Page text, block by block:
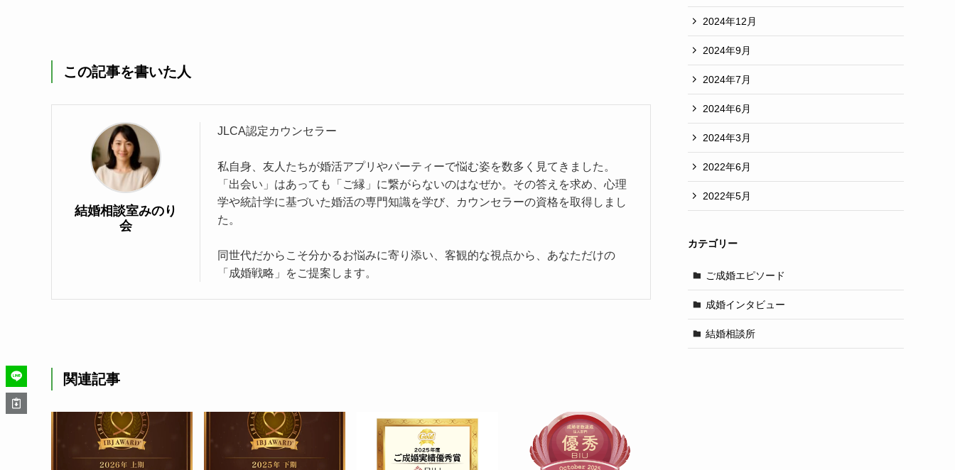
この記事を書いた人
結婚相談室みのり
会
JLCA認定カウンセラー
私自身、友人たちが婚活アプリやパーティーで悩む姿を数多く見てきました。
「出会い」はあっても「ご縁」に繋がらないのはなぜか。その答えを求め、心理
学や統計学に基づいた婚活の専門知識を学び、カウンセラーの資格を取得しまし
た。
同世代だからこそ分かるお悩みに寄り添い、客観的な視点から、あなただけの
「成婚戦略」をご提案します。
関連記事
2024年12月
2024年9月
2024年7月
2024年6月
2024年3月
2022年6月
2022年5月
カテゴリー
ご成婚エピソード
成婚インタビュー
結婚相談所